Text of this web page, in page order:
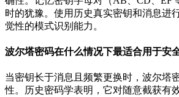
时的犹豫。使用历史真实密钥和消息进
觉性的模式识别能力。
波尔塔密码在什么情况下最适合用于安
当密钥长于消息且频繁更换时，波尔塔
性。历史密码学表明，它对随意截获有